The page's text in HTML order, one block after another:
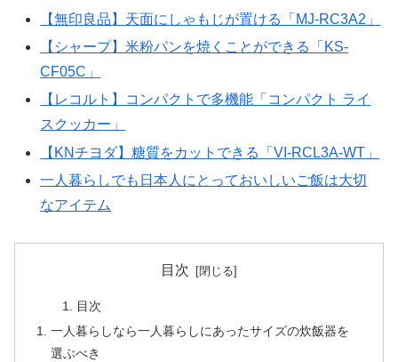
【無印良品】天面にしゃもじが置ける「MJ-RC3A2」
【シャープ】米粉パンを焼くことができる「KS-
CF05C」
【レコルト】コンパクトで多機能「コンパクト ライ
スクッカー」
【KNチヨダ】糖質をカットできる「VI-RCL3A-WT」
一人暮らしでも日本人にとっておいしいご飯は大切
なアイテム
目次
目次
一人暮らしなら一人暮らしにあったサイズの炊飯器を
選ぶべき